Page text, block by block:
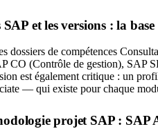
et les versions : la
dossiers de compétences
CO (Contrôle de gestion), SAP
est également critique : un
— qui existe pour chaque
projet SAP : SAP